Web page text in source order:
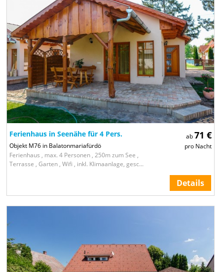
ab71 €
pro Nacht
Ferienhaus in Seenähe für 4 Pers.
Objekt M76 in Balatonmariafürdö
Ferienhaus , max. 4 Personen , 250m zum See ,
Terrasse , Garten , Wifi , inkl. Klimaanlage, gesc...
Details